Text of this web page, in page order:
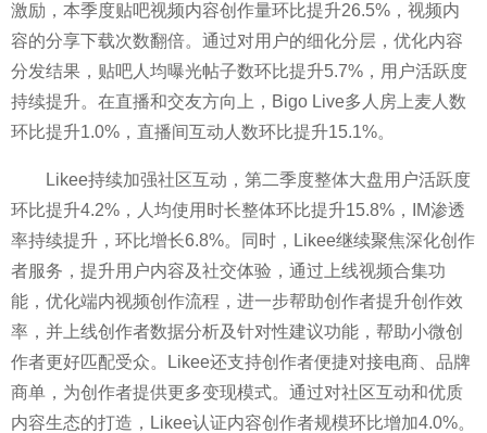
激励，本季度贴吧视频内容创作量环比提升26.5%，视频内
容的分享下载次数翻倍。通过对用户的细化分层，优化内容
分发结果，贴吧人均曝光帖子数环比提升5.7%，用户活跃度
持续提升。在直播和交友方向上，Bigo Live多人房上麦人数
环比提升1.0%，直播间互动人数环比提升15.1%。
Likee持续加强社区互动，第二季度整体大盘用户活跃度
环比提升4.2%，人均使用时长整体环比提升15.8%，IM渗透
率持续提升，环比增长6.8%。同时，Likee继续聚焦深化创作
者服务，提升用户内容及社交体验，通过上线视频合集功
能，优化端内视频创作流程，进一步帮助创作者提升创作效
率，并上线创作者数据分析及针对性建议功能，帮助小微创
作者更好匹配受众。Likee还支持创作者便捷对接电商、品牌
商单，为创作者提供更多变现模式。通过对社区互动和优质
内容生态的打造，Likee认证内容创作者规模环比增加4.0%。